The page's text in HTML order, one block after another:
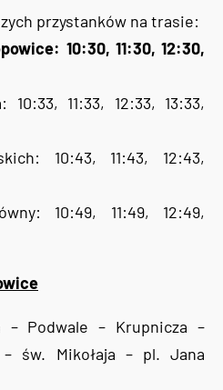
przystanków na trasie:
10:30, 11:30, 12:30,
10:33, 11:33, 12:33, 13:33,
10:43, 11:43, 12:43,
10:49, 11:49, 12:49,
– Podwale – Krupnicza –
św. Mikołaja – pl. Jana